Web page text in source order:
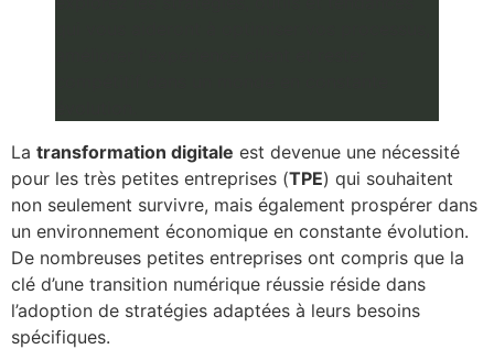
La transformation digitale est devenue une nécessité
pour les très petites entreprises (TPE) qui souhaitent
non seulement survivre, mais également prospérer dans
un environnement économique en constante évolution.
De nombreuses petites entreprises ont compris que la
clé d’une transition numérique réussie réside dans
l’adoption de stratégies adaptées à leurs besoins
spécifiques.